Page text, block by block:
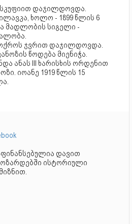
სკუფიით დაჯილდოვდა.
ხოლო - 1899 წლის 6
მადლობის სიგელი -
ოქროს ჯვრით დაჯილდოვდა.
წოდება მიენიჭა.
ანას III ხარისხის ორდენით
იოანე 1919 წლის 15
დავით
ისტორიული